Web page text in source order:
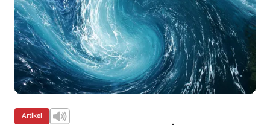
Artikel